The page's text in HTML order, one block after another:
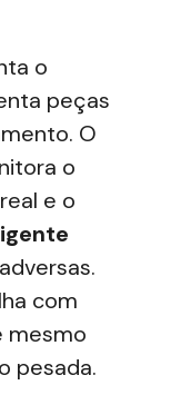
o
peças
O
o
e o
com
mesmo
pesada.